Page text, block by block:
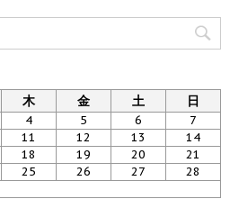
木 金 土 日
4 5 6
7
11 12 13
14
18 19 20
21
25 26 27
28